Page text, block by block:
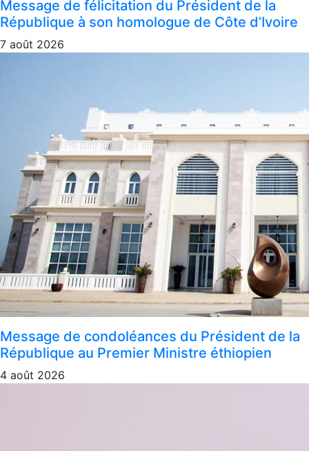
Message de félicitation du Président de la
République à son homologue de Côte d’Ivoire
7 août 2026
Message de condoléances du Président de la
République au Premier Ministre éthiopien
4 août 2026